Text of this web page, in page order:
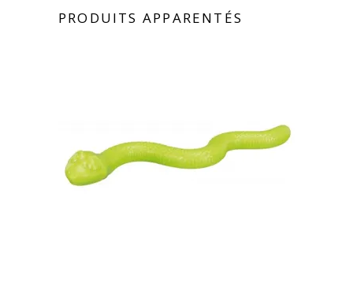
PRODUITS APPARENTÉS